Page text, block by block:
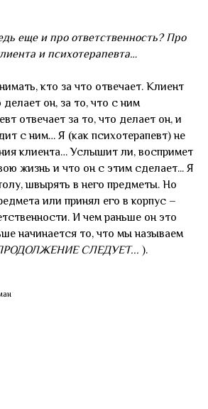
еще и про ответственность? Про
и психотерапевта…
кто за что отвечает. Клиент
делает он, за то, что с ним
отвечает за то, что делает он, и
с ним… Я (как психотерапевт) не
клиента… Услышит ли, воспримет
жизнь и что он с этим сделает... Я
швырять в него предметы. Но
или принял его в корпус –
И чем раньше он это
начинается то, что мы называем
СЛЕДУЕТ... ).